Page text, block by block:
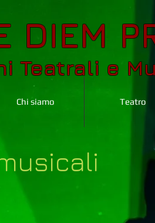
DIEM
Teatrali e
Chi siamo Teatro